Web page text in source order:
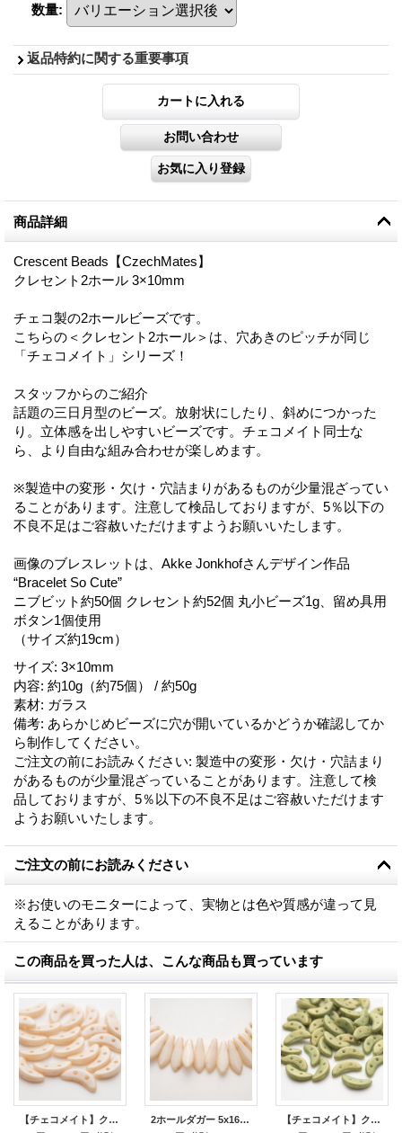
数量:
返品特約に関する重要事項
商品詳細
Crescent Beads【CzechMates】
クレセント2ホール 3×10mm
チェコ製の2ホールビーズです。
こちらの＜クレセント2ホール＞は、穴あきのピッチが同じ
「チェコメイト」シリーズ！
スタッフからのご紹介
話題の三日月型のビーズ。放射状にしたり、斜めにつかった
り。立体感を出しやすいビーズです。チェコメイト同士な
ら、より自由な組み合わせが楽しめます。
※製造中の変形・欠け・穴詰まりがあるものが少量混ざってい
ることがあります。注意して検品しておりますが、5％以下の
不良不足はご容赦いただけますようお願いいたします。
画像のブレスレットは、Akke Jonkhofさんデザイン作品
“Bracelet So Cute”
ニブビット約50個 クレセント約52個 丸小ビーズ1g、留め具用
ボタン1個使用
（サイズ約19cm）
サイズ: 3×10mm
内容: 約10g（約75個） / 約50g
素材: ガラス
備考: あらかじめビーズに穴が開いているかどうか確認してか
ら制作してください。
ご注文の前にお読みください: 製造中の変形・欠け・穴詰まり
があるものが少量混ざっていることがあります。注意して検
品しておりますが、5％以下の不良不足はご容赦いただけます
ようお願いいたします。
ご注文の前にお読みください
※お使いのモニターによって、実物とは色や質感が違って見
えることがあります。
この商品を買った人は、こんな商品も買っています
【チェコメイト】クレセント 2ホール - オパーク・ラスター・シャンパン ロットB
2ホールダガー 5x16mm チョークホワイト シャンパンラスター（100個）
【チェコメイト】クレセント 2ホール - アボカド